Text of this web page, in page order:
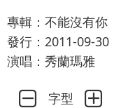
專輯：不能沒有你
發行：2011-09-30
演唱：秀蘭瑪雅
字型